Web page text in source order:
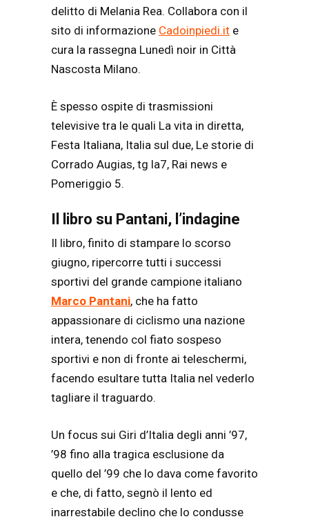
delitto di Melania Rea. Collabora con il
sito di informazione Cadoinpiedi.it e
cura la rassegna Lunedì noir in Città
Nascosta Milano.
È spesso ospite di trasmissioni
televisive tra le quali La vita in diretta,
Festa Italiana, Italia sul due, Le storie di
Corrado Augias, tg la7, Rai news e
Pomeriggio 5.
Il libro su Pantani, l’indagine
Il libro, finito di stampare lo scorso
giugno, ripercorre tutti i successi
sportivi del grande campione italiano
Marco Pantani, che ha fatto
appassionare di ciclismo una nazione
intera, tenendo col fiato sospeso
sportivi e non di fronte ai teleschermi,
facendo esultare tutta Italia nel vederlo
tagliare il traguardo.
Un focus sui Giri d’Italia degli anni ’97,
’98 fino alla tragica esclusione da
quello del ’99 che lo dava come favorito
e che, di fatto, segnò il lento ed
inarrestabile declino che lo condusse